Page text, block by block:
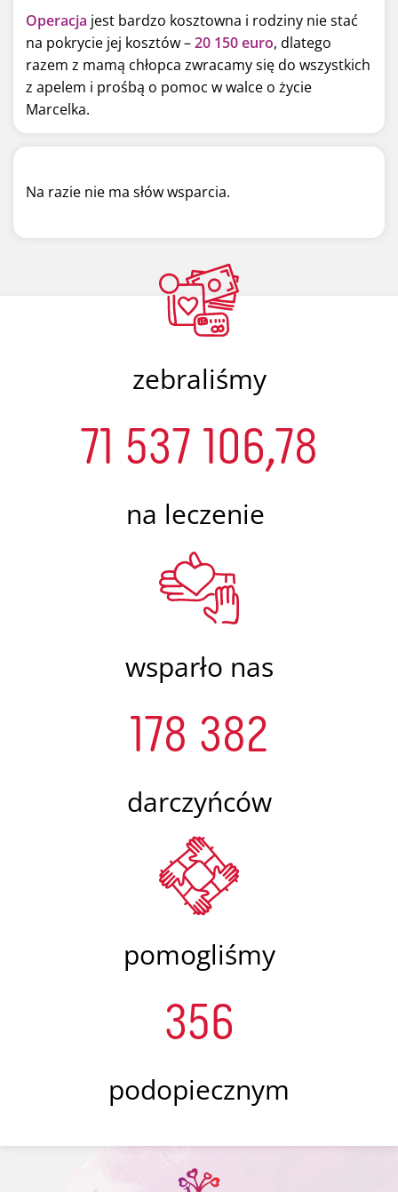
Operacja jest bardzo kosztowna i rodziny nie stać
na pokrycie jej kosztów –20 150 euro, dlatego
razem z mamą chłopca zwracamy się do wszystkich
z apelem i prośbą o pomoc w walce o życie
Marcelka.
Na razie nie ma słów wsparcia.
zebraliśmy
71 537 106,78
na leczenie
wsparło nas
178 382
darczyńców
pomogliśmy
356
podopiecznym